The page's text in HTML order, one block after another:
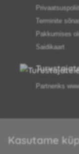
Terminite
Pakkumises
Saidikaart
Partneriks
Anname teile
Kasutame